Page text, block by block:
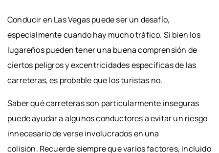
Conducir en Las Vegas puede ser un desafío,
especialmente cuando hay mucho tráfico. Si bien los
lugareños pueden tener una buena comprensión de
ciertos peligros y excentricidades específicas de las
carreteras, es probable que los turistas no.
Saber qué carreteras son particularmente inseguras
puede ayudar a algunos conductores a evitar un riesgo
innecesario de verse involucrados en una
colisión. Recuerde siempre que varios factores, incluido